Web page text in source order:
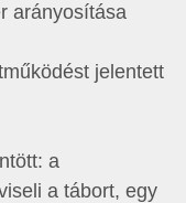
arányosítása
jelentett
a
a tábort, egy